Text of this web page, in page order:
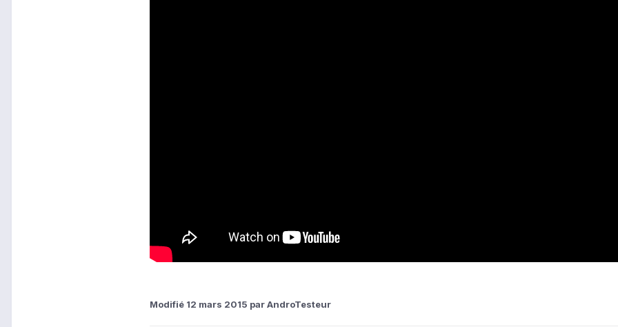
Modifié 12 mars 2015 par AndroTesteur